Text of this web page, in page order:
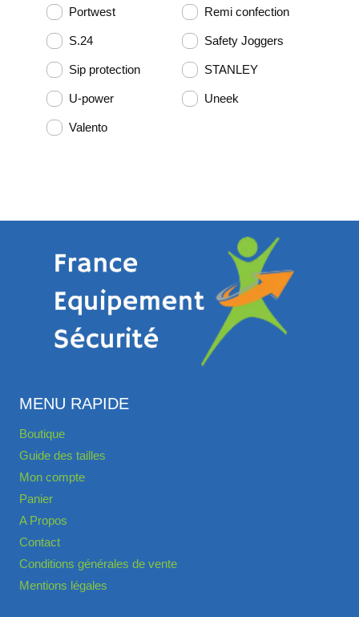
Portwest Remi confection
S.24 Safety Joggers
Sip protection STANLEY
U-power Uneek
Valento
MENU RAPIDE
Boutique
Guide des tailles
Mon compte
Panier
A Propos
Contact
Conditions générales de vente
Mentions légales